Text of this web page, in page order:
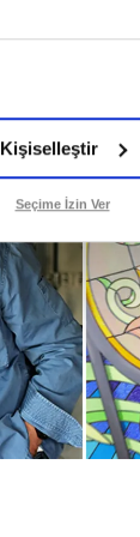
Kişiselleştir
Seçime İzin Ver